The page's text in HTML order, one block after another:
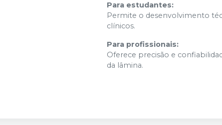
Para estudantes:
Permite o desenvolvimento
clínicos.
Para profissionais:
Oferece precisão e
da lâmina.